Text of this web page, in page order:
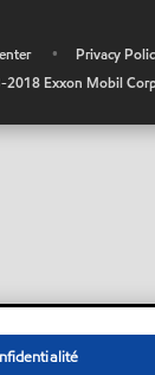
• Privacy
Exxon Mobil